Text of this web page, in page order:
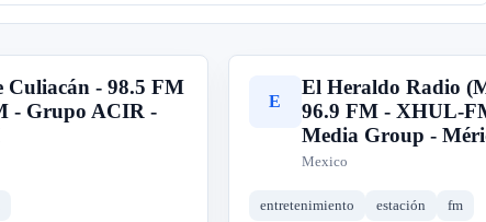
Culiacán - 98.5 FM
- Grupo ACIR -
E
El Heraldo Radio
96.9 FM - XHUL-
Media Group -
Mexico
entretenimiento estación fm